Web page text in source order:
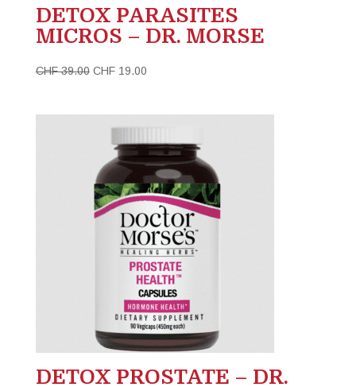
DETOX PARASITES
MICROS – DR. MORSE
CHF39.00 Le
CHF 39.00.
CHF19.00Le
CHF 19.00.
DETOX PROSTATE – DR.